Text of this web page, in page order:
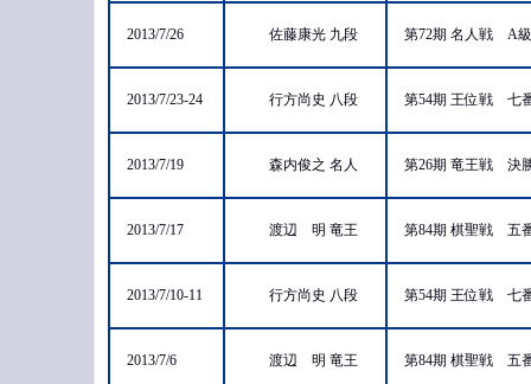
2013/7/26 佐藤康光 九段 第72期 名人戦 A
2013/7/23-24 行方尚史 八段 第54期 王位戦 七
2013/7/19 森内俊之 名人 第26期 竜王戦 決
2013/7/17 渡辺 明 竜王 第84期 棋聖戦 五
2013/7/10-11 行方尚史 八段 第54期 王位戦 七
2013/7/6 渡辺 明 竜王 第84期 棋聖戦 五